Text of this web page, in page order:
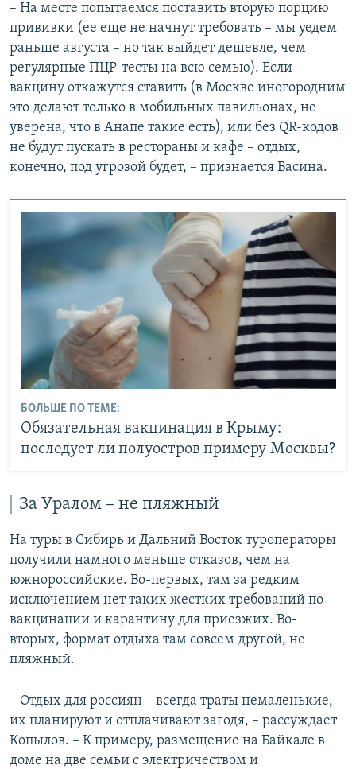
– На месте попытаемся поставить вторую порцию
прививки (ее еще не начнут требовать – мы уедем
раньше августа – но так выйдет дешевле, чем
регулярные ПЦР-тесты на всю семью). Если
вакцину откажутся ставить (в Москве иногородним
это делают только в мобильных павильонах, не
уверена, что в Анапе такие есть), или без QR-кодов
не будут пускать в рестораны и кафе – отдых,
конечно, под угрозой будет, – признается Васина.
БОЛЬШЕ ПО ТЕМЕ:
Обязательная вакцинация в Крыму:
последует ли полуостров примеру Москвы?
За Уралом – не пляжный
На туры в Сибирь и Дальний Восток туроператоры
получили намного меньше отказов, чем на
южнороссийские. Во-первых, там за редким
исключением нет таких жестких требований по
вакцинации и карантину для приезжих. Во-
вторых, формат отдыха там совсем другой, не
пляжный.
– Отдых для россиян – всегда траты немаленькие,
их планируют и отплачивают загодя, – рассуждает
Копылов. – К примеру, размещение на Байкале в
доме на две семьи с электричеством и